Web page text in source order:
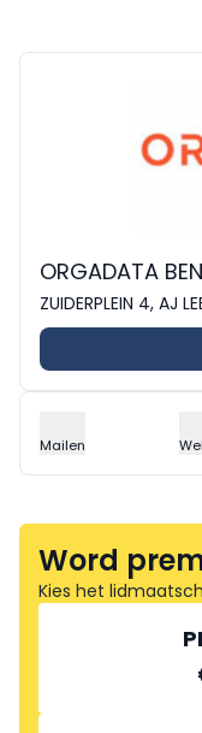
ORGADATA
ZUIDERPLEIN 4, AJ
Mailen
Word
Kies het